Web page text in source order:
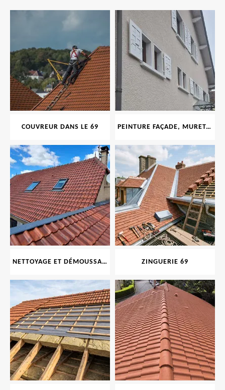
COUVREUR DANS LE 69 PEINTURE FAÇADE, MURET, TOITURE, BOISERIE, FERRONERIE, GOUTTIÈRE 69
NETTOYAGE ET DÉMOUSSAGE DE TOITURE ET FAÇADE 69 ZINGUERIE 69